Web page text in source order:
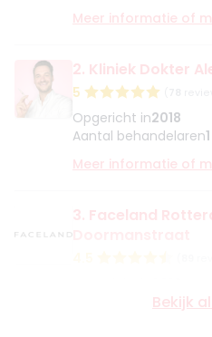
Meer informatie of
2. Kliniek Dokter
5
Opgericht in2018
Aantal behandelaren1
Meer informatie of
3. Faceland
Aantal behandelaren
Bekijk